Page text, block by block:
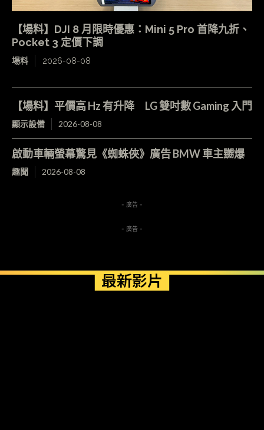
【場料】DJI 8 月限時優惠：Mini 5 Pro 首降九折、
Pocket 3 定價下調
場料 2026-08-08
【場料】平價高 Hz 有升降 LG 雙吋數 Gaming 入門
顯示設備 2026-08-08
啟動車輛螢幕驚見《蜘蛛俠》廣告 BMW 車主嬲爆
趣聞 2026-08-08
- 廣告 -
- 廣告 -
最新影片